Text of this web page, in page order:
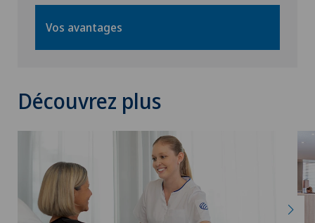
Vos avantages
Découvrez plus